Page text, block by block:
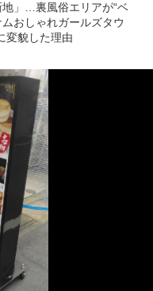
地」…裏風俗エリアが“ベ
ムおしゃれガールズタウ
変貌した理由